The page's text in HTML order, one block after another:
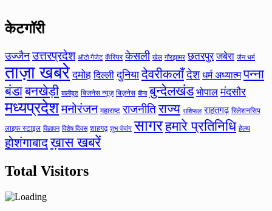
केटगॉरी
उज्जैन उत्तरप्रदेश ऑटो गैजेट कॅरियर केसली खेल गौरझामर छतरपुर जबेरा जैन धर्म
ताज़ा खबरे दमोह दिल्ली दुनिया देवरीकलाँदेश धर्म अध्यात्म पन्ना
बंडाबनखेड़ी बालीबुड बिजनेस न्यूज़ बिज़नेस बीना बुन्देलखंड भोपाल मंदसौर
मध्यप्रदेशमनोरंजन महाराष्ट राजनीतिराज्य राशिफल राहतगढ़ रिलेशनसिप
लाइफ स्टाइल विज्ञापन विशेष दिवस शाहगढ़ शुभ पंचांग सागरहमारे प्रतिनिधि हेल्थ
होशंगाबादख़ास खबरें
Total Visitors